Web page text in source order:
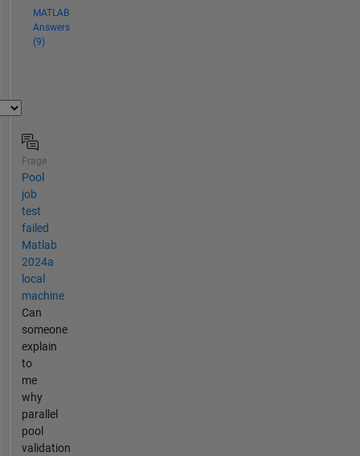
MATLAB
Answers
(9)
Frage
Pool
job
test
failed
Matlab
2024a
local
machine
Can
someone
explain
to
me
why
parallel
pool
validation